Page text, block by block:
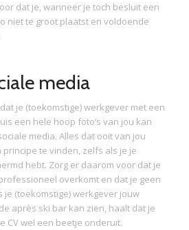
dat je, wanneer je toch besluit een
niet te groot plaatst en voldoende
media
je (toekomstige) werkgever met een
een hele hoop foto’s van jou kan
media. Alles dat ooit van jou
principe te vinden, zelfs als je je
hebt. Zorg er daarom voor dat je
overkomt en dat je geen
je (toekomstige) werkgever jouw
après ski bar kan zien, haalt dat je
CV wel een beetje onderuit.